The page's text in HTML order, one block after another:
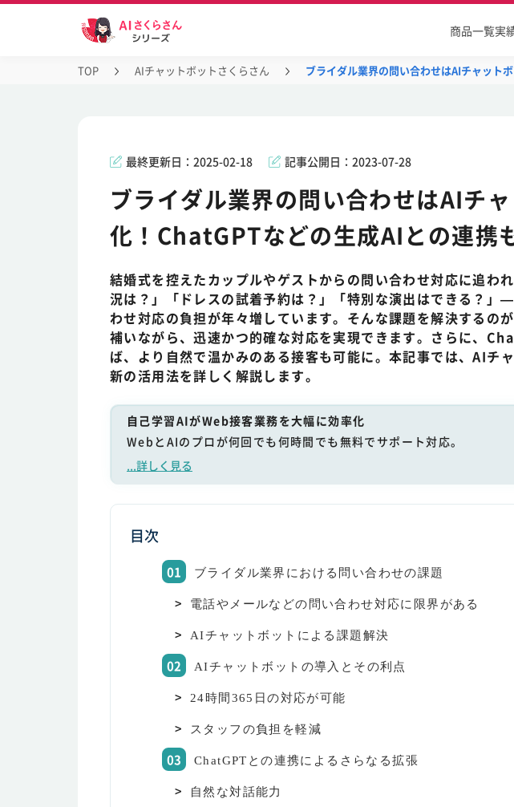
商品一覧実
TOP AIチャットボットさくらさん ブライダル業界の問い合わせはAIチャット
最終更新日： 2025-02-18 記事公開日： 2023-07-28
ブライダル業界の問い合わせはAIチ
化！ChatGPTなどの生成AIとの連携
結婚式を控えたカップルやゲストからの問い合わせ対応に追わ
況は？」「ドレスの試着予約は？」「特別な演出はできる？
わせ対応の負担が年々増しています。そんな課題を解決するの
補いながら、迅速かつ的確な対応を実現できます。さらに、
ば、より自然で温かみのある接客も可能に。本記事では、AIチ
新の活用法を詳しく解説します。
自己学習AIがWeb接客業務を大幅に効率化
WebとAIのプロが何回でも何時間でも無料でサポート対応。
...詳しく見る
目次
ブライダル業界における問い合わせの課題
電話やメールなどの問い合わせ対応に限界がある
AIチャットボットによる課題解決
AIチャットボットの導入とその利点
24時間365日の対応が可能
スタッフの負担を軽減
ChatGPTとの連携によるさらなる拡張
自然な対話能力